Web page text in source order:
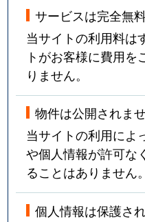
サービスは完全無
当サイトの利用料は
トがお客様に費用
りません。
物件は公開されま
当サイトの利用によ
や個人情報が許可な
ることはありません。
個人情報は保護さ